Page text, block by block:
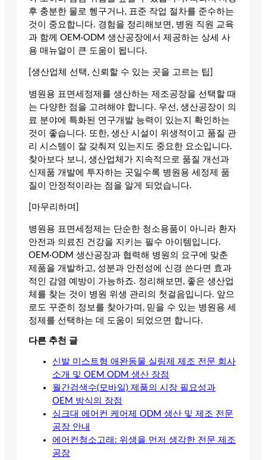
후 충분한 물로 헹구거나, 표준 작업 절차를 준수하는
것이 중요합니다. 경험을 정리해보면, 병원 직원 교육
과 함께 OEM·ODM 생산공장에서 제공하는 상세 사
용 매뉴얼이 큰 도움이 됩니다.
[생산업체 선택, 신뢰할 수 있는 곳을 고르는 팁]
병원용 표면세정제를 생산하는 제조공장을 선택할 때
는 다양한 점을 고려해야 합니다. 우선, 생산공장이 의
료 분야에 특화된 연구개발 능력이 있는지 확인하는
것이 좋습니다. 또한, 생산 시설이 위생적이고 품질 관
리 시스템이 잘 갖춰져 있는지도 중요한 요소입니다.
찾아보다 보니, 생산업체가 지속적으로 품질 개선과
신제품 개발에 투자하는 곳일수록 병원용 세정제 품
질이 안정적이라는 점을 알게 되었습니다.
[마무리하며]
병원용 표면세정제는 단순한 청소용품이 아니라 환자
안전과 의료진 건강을 지키는 필수 아이템입니다.
OEM·ODM 생산공장과 협력해 병원의 요구에 맞춘
제품을 개발하고, 성분과 안전성에 신경 쓴다면 효과
적인 감염 예방이 가능하죠. 정리해보면, 좋은 생산업
체를 찾는 것이 병원 위생 관리의 첫걸음입니다. 앞으
로도 꾸준히 정보를 찾아가며, 믿을 수 있는 병원용 세
정제를 선택하는 데 도움이 되었으면 합니다.
다른 추천 글
신발 미스트형 애완동물 실링제 제조 전문 회사
소개 및 OEM ODM 생산 장점
월간검색수(모바일) 제품의 시장 필요성과
OEM 방식의 장점
싱크대 에어컨 케어제 ODM 생산 및 제조 전문
공장 안내
에어컨청소고래: 위생을 먼저 생각한 전문 제조
공장